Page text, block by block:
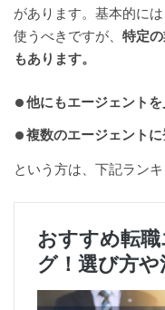
があります。基本的に
使うべきですが、 特定
もあります。
他にもエージェントを
複数のエージェントに
という方は、下記ラン